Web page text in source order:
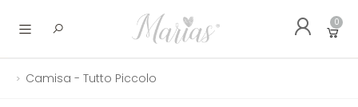
Abrir menu
0
Camisa - Tutto Piccolo